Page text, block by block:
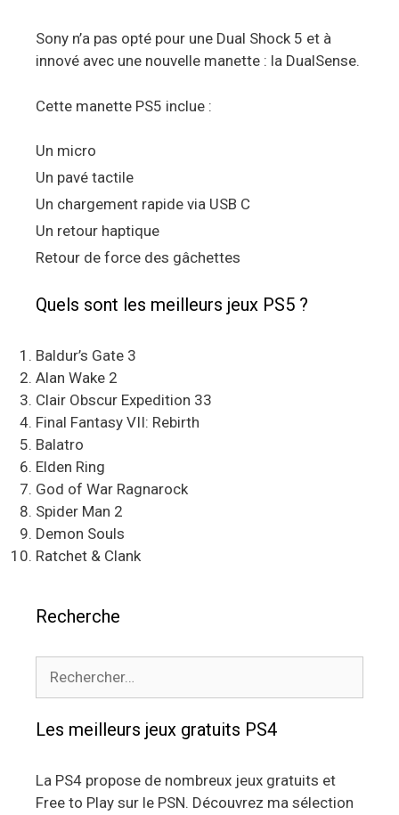
Sony n’a pas opté pour une Dual Shock 5 et à
innové avec une nouvelle manette : la DualSense.
Cette manette PS5 inclue :
Un micro
Un pavé tactile
Un chargement rapide via USB C
Un retour haptique
Retour de force des gâchettes
Quels sont les meilleurs jeux PS5 ?
Baldur’s Gate 3
Alan Wake 2
Clair Obscur Expedition 33
Final Fantasy VII: Rebirth
Balatro
Elden Ring
God of War Ragnarock
Spider Man 2
Demon Souls
Ratchet & Clank
Recherche
Les meilleurs jeux gratuits PS4
La PS4 propose de nombreux jeux gratuits et
Free to Play sur le PSN. Découvrez ma sélection